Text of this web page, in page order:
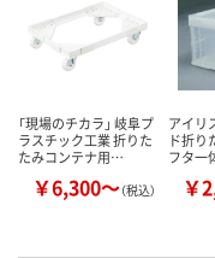
カゴ
「現場のチカラ」 岐阜プ
ラスチック工業 折りた
たみコンテナ用…
￥6,300～（税込）
アイリ
ド折り
フタ一
￥